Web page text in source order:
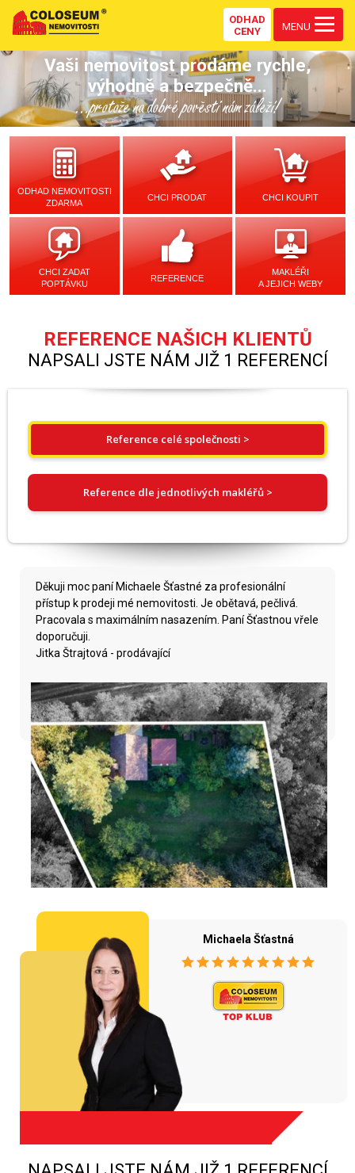
ODHAD
CENY
MENU
Vaši nemovitost prodáme rychle,
výhodně a bezpečně...
...protože na dobré pověsti nám záleží!
ODHAD NEMOVITOSTI
ZDARMA
CHCI PRODAT CHCI KOUPIT
CHCI ZADAT
POPTÁVKU
REFERENCE
MAKLÉŘI
A JEJICH WEBY
REFERENCE NAŠICH KLIENTŮ
NAPSALI JSTE NÁM JIŽ 1 REFERENCÍ
Reference celé společnosti >
Reference dle jednotlivých makléřů >
Děkuji moc paní Michaele Šťastné za profesionální
přístup k prodeji mé nemovitosti. Je obětavá, pečlivá.
Pracovala s maximálním nasazením. Paní Šťastnou vřele
doporučuji.
Jitka Štrajtová - prodávající
Michaela Šťastná